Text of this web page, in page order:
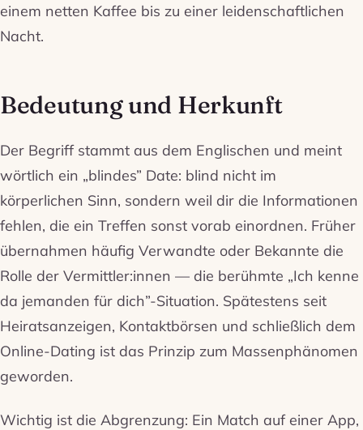
einem netten Kaffee bis zu einer leidenschaftlichen
Nacht.
Bedeutung und Herkunft
Der Begriff stammt aus dem Englischen und meint
wörtlich ein „blindes” Date: blind nicht im
körperlichen Sinn, sondern weil dir die Informationen
fehlen, die ein Treffen sonst vorab einordnen. Früher
übernahmen häufig Verwandte oder Bekannte die
Rolle der Vermittler:innen — die berühmte „Ich kenne
da jemanden für dich”-Situation. Spätestens seit
Heiratsanzeigen, Kontaktbörsen und schließlich dem
Online-Dating ist das Prinzip zum Massenphänomen
geworden.
Wichtig ist die Abgrenzung: Ein Match auf einer App,